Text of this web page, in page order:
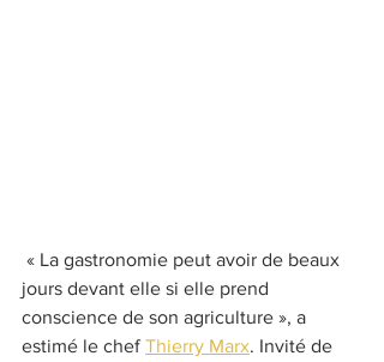
jours devant elle si elle prend
conscience de son agriculture », a
estimé le chef Thierry Marx. Invité de